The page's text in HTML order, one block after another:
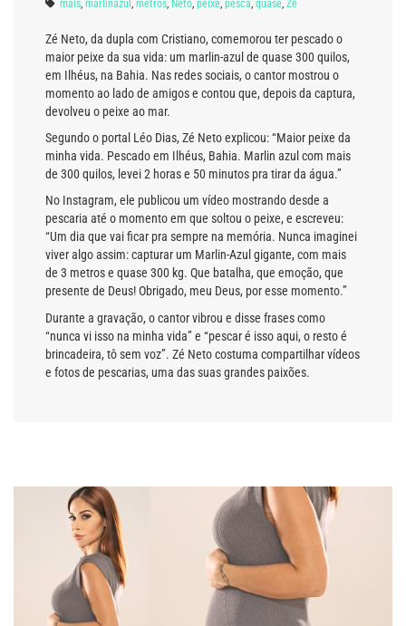
mais marlinazul metros Neto peixe pesca quase Zé
Zé Neto, da dupla com Cristiano, comemorou ter pescado o
maior peixe da sua vida: um marlin-azul de quase 300 quilos,
em Ilhéus, na Bahia. Nas redes sociais, o cantor mostrou o
momento ao lado de amigos e contou que, depois da captura,
devolveu o peixe ao mar.
Segundo o portal Léo Dias, Zé Neto explicou: “Maior peixe da
minha vida. Pescado em Ilhéus, Bahia. Marlin azul com mais
de 300 quilos, levei 2 horas e 50 minutos pra tirar da água.”
No Instagram, ele publicou um vídeo mostrando desde a
pescaria até o momento em que soltou o peixe, e escreveu:
“Um dia que vai ficar pra sempre na memória. Nunca imaginei
viver algo assim: capturar um Marlin-Azul gigante, com mais
de 3 metros e quase 300 kg. Que batalha, que emoção, que
presente de Deus! Obrigado, meu Deus, por esse momento.”
Durante a gravação, o cantor vibrou e disse frases como
“nunca vi isso na minha vida” e “pescar é isso aqui, o resto é
brincadeira, tô sem voz”. Zé Neto costuma compartilhar vídeos
e fotos de pescarias, uma das suas grandes paixões.